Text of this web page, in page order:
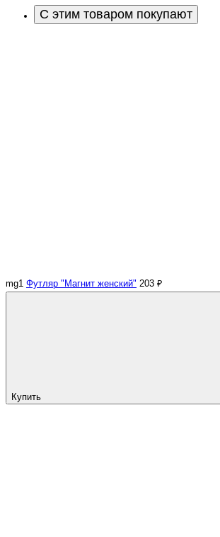
С этим товаром покупают
mg1 Футляр "Магнит женский" 203 ₽
Купить